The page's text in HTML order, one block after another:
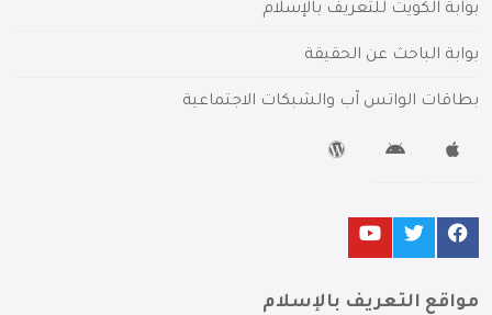
بوابة الكويت للتعريف بالإسلام
بوابة الباحث عن الحقيقة
بطاقات الواتس آب والشبكات الاجتماعية
مواقع التعريف بالإسلام